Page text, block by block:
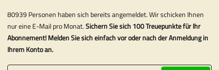
80939 Personen haben sich bereits angemeldet. Wir schicken Ihnen
nur eine E-Mail pro Monat.Sichern Sie sich 100 Treuepunkte für Ihr
Abonnement! Melden Sie sich einfach vor oder nach der Anmeldung in
Ihrem Konto an.